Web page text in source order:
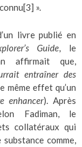
[3] ».
livre publié en
Guide, le
affirmait que,
entraîner des
même effet qu’un
enhancer). Après
Fadiman, le
collatéraux qui
comme,